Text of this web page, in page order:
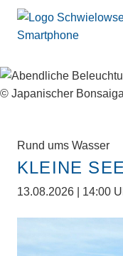
Rund ums Wasser
KLEINE
13.08.2026 | 14:00